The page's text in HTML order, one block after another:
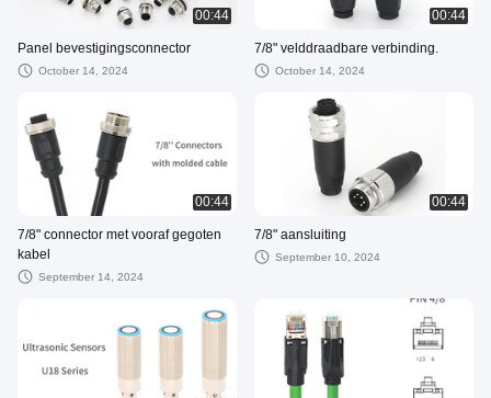
00:44
Panel bevestigingsconnector
October 14, 2024
00:44
7/8" velddraadbare verbinding.
October 14, 2024
00:44
7/8" connector met vooraf gegoten
kabel
September 14, 2024
00:44
7/8" aansluiting
September 10, 2024